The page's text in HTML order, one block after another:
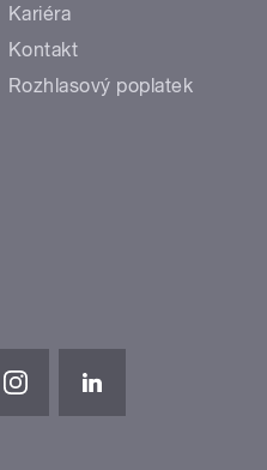
Kariéra
Kontakt
Rozhlasový poplatek